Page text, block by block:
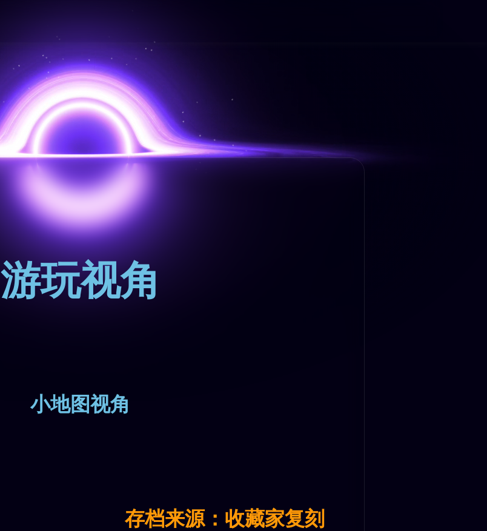
游玩视角
小地图视角
存档来源：收藏家复刻